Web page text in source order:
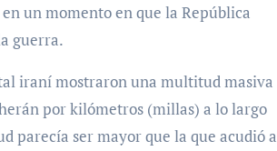
un momento en que la República
guerra.
iraní mostraron una multitud masiva
por kilómetros (millas) a lo largo
parecía ser mayor que la que acudió a